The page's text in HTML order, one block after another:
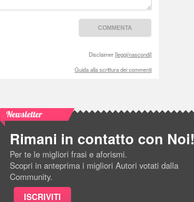
Disclaimer [leggi/nascondi]
Guida alla scrittura dei commenti
Newsletter
Rimani in contatto con Noi!
Per te le migliori frasi e aforismi.
Scopri in anteprima i migliori Autori votati dalla
Community.
ISCRIVITI